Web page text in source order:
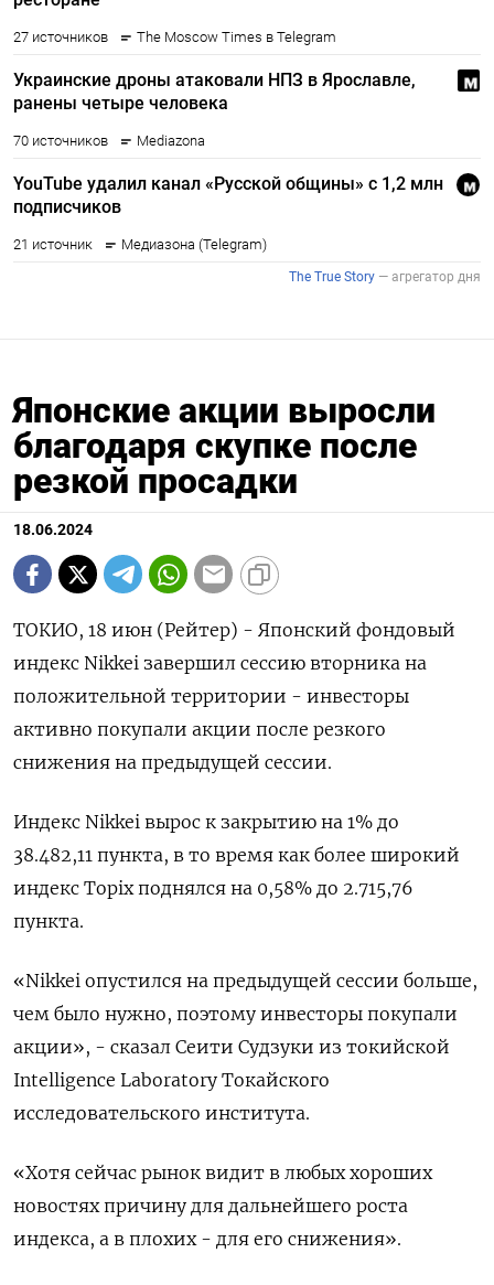
Японские акции выросли
благодаря скупке после
резкой просадки
18.06.2024
ТОКИО, 18 июн (Рейтер) - Японский фондовый
индекс Nikkei завершил сессию вторника на
положительной территории - инвесторы
активно покупали акции после резкого
снижения на предыдущей сессии.
Индекс Nikkei вырос к закрытию на 1% до
38.482,11 пункта, в то время как более широкий
индекс Topix поднялся на 0,58% до 2.715,76
пункта.
«Nikkei опустился на предыдущей сессии больше,
чем было нужно, поэтому инвесторы покупали
акции», - сказал Сеити Судзуки из токийской
Intelligence Laboratory Токайского
исследовательского института.
«Хотя сейчас рынок видит в любых хороших
новостях причину для дальнейшего роста
индекса, а в плохих - для его снижения».